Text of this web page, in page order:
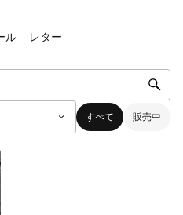
ル レター
すべて 販売中